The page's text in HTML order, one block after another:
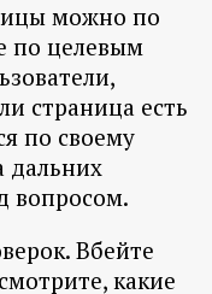
можно по
по целевым
страница есть
по своему
дальних
вопросом.
Вбейте
какие